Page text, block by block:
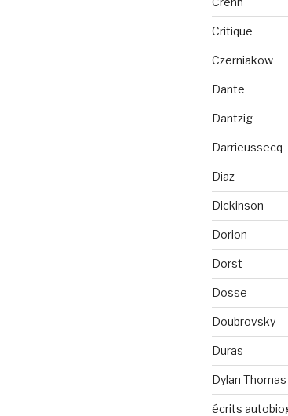
Critique
Czerniakow
Dante
Dantzig
Darrieussecq
Diaz
Dickinson
Dorion
Dorst
Dosse
Doubrovsky
Duras
Dylan Thomas
écrits